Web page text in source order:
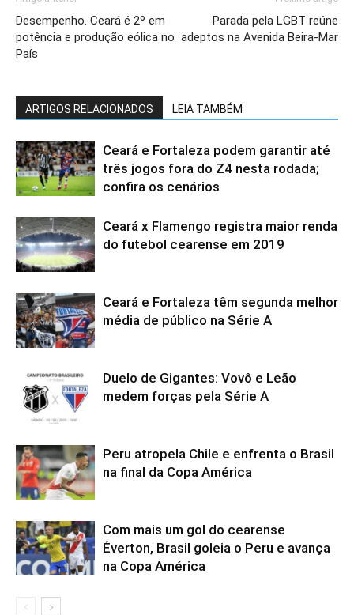
Desempenho. Ceará é 2º em
potência e produção eólica no
País
Parada pela LGBT reúne
adeptos na Avenida Beira-Mar
ARTIGOS RELACIONADOS LEIA TAMBÉM
Ceará e Fortaleza podem garantir até
três jogos fora do Z4 nesta rodada;
confira os cenários
Ceará x Flamengo registra maior renda
do futebol cearense em 2019
Ceará e Fortaleza têm segunda melhor
média de público na Série A
Duelo de Gigantes: Vovô e Leão
medem forças pela Série A
Peru atropela Chile e enfrenta o Brasil
na final da Copa América
Com mais um gol do cearense
Éverton, Brasil goleia o Peru e avança
na Copa América